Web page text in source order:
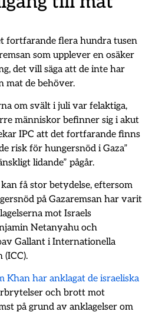
fortfarande flera hundra tusen
som upplever en osäker
det vill säga att de inte har
mat de behöver.
om svält i juli var felaktiga,
människor befinner sig i akut
IPC att det fortfarande finns
risk för hungersnöd i Gaza”
lidande” pågår.
få stor betydelse, eftersom
på Gazaremsan har varit
mot Israels
Netanyahu och
Gallant i Internationella
(ICC).
Khan har anklagat de israeliska
och brott mot
på grund av anklagelser om